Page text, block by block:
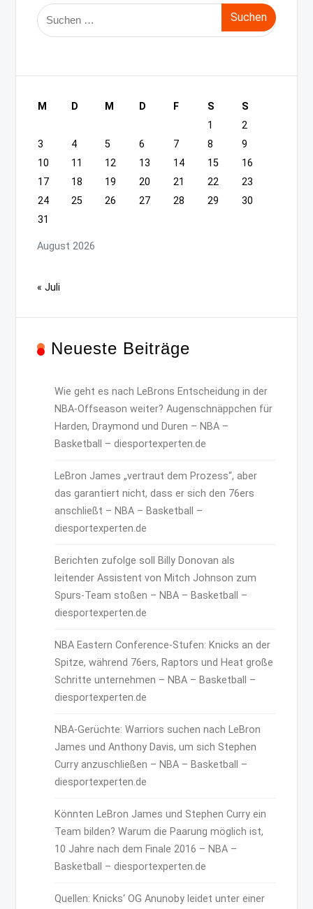
Suche
nach:
August 2026
M D M D F S
S
1
2
3
4 5 6 7 8
9
10
11 12 13 14 15
16
17
18 19 20 21 22
23
24
25 26 27 28 29
30
31
« Juli
Neueste Beiträge
Wie geht es nach LeBrons Entscheidung in der
NBA-Offseason weiter? Augenschnäppchen für
Harden, Draymond und Duren – NBA –
Basketball – diesportexperten.de
LeBron James „vertraut dem Prozess“, aber
das garantiert nicht, dass er sich den 76ers
anschließt – NBA – Basketball –
diesportexperten.de
Berichten zufolge soll Billy Donovan als
leitender Assistent von Mitch Johnson zum
Spurs-Team stoßen – NBA – Basketball –
diesportexperten.de
NBA Eastern Conference-Stufen: Knicks an der
Spitze, während 76ers, Raptors und Heat große
Schritte unternehmen – NBA – Basketball –
diesportexperten.de
NBA-Gerüchte: Warriors suchen nach LeBron
James und Anthony Davis, um sich Stephen
Curry anzuschließen – NBA – Basketball –
diesportexperten.de
Könnten LeBron James und Stephen Curry ein
Team bilden? Warum die Paarung möglich ist,
10 Jahre nach dem Finale 2016 – NBA –
Basketball – diesportexperten.de
Quellen: Knicks‘ OG Anunoby leidet unter einer